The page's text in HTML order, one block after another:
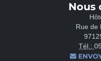
Nous
Rue de
Tél.: